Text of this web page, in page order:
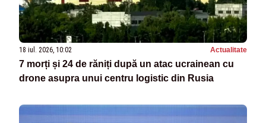
18 iul. 2026, 10:02 Actualitate
7 morți și 24 de răniți după un atac ucrainean cu
drone asupra unui centru logistic din Rusia